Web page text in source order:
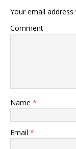
Your email
Comment
Name *
Email *